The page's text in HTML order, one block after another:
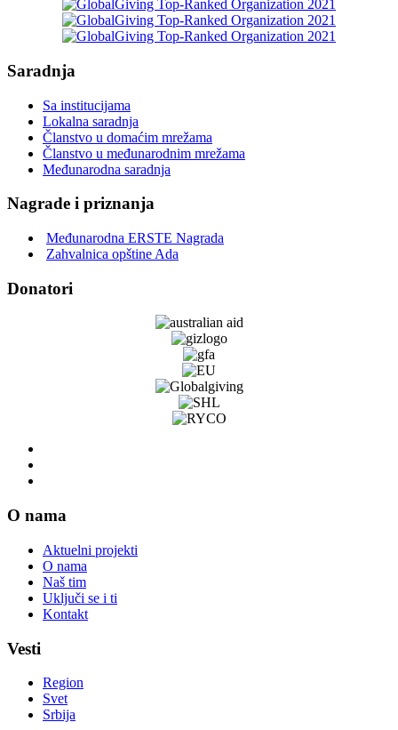
Saradnja
Sa institucijama
Lokalna saradnja
Članstvo u domaćim mrežama
Članstvo u međunarodnim mrežama
Međunarodna saradnja
Nagrade i priznanja
Međunarodna ERSTE Nagrada
Zahvalnica opštine Ada
Donatori
O nama
Aktuelni projekti
O nama
Naš tim
Uključi se i ti
Kontakt
Vesti
Region
Svet
Srbija